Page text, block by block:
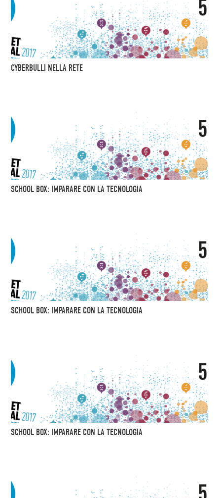
CYBERBULLI NELLA RETE
SCHOOL BOX: IMPARARE CON LA TECNOLOGIA
SCHOOL BOX: IMPARARE CON LA TECNOLOGIA
SCHOOL BOX: IMPARARE CON LA TECNOLOGIA